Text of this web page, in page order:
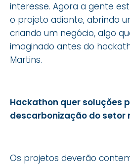
interesse. Agora a gente
o projeto adiante, abrindo
criando um negócio, algo
imaginado antes do
Martins.
Hackathon quer soluções
descarbonização do setor
Os projetos deverão